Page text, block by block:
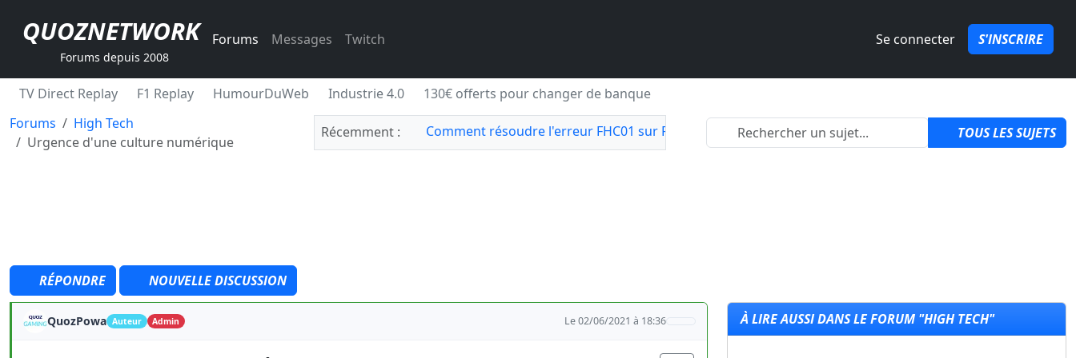
QUOZNETWORK
Forums depuis 2008
Forums Messages Twitch Se connecter S'INSCRIRE
TV Direct Replay F1 Replay HumourDuWeb Industrie 4.0
130€ offerts pour changer de banque
Forums
High Tech
Urgence d'une culture numérique
Récemment : Comment résoudre l'erreur FHC01 sur Forza Horizon 6 ?par QuozPowa TOUS LES SUJETS
RÉPONDRE NOUVELLE DISCUSSION
QuozPowa Auteur Admin Le 02/06/2021 à 18:36 À LIRE AUSSI DANS LE FORUM "HIGH TECH"